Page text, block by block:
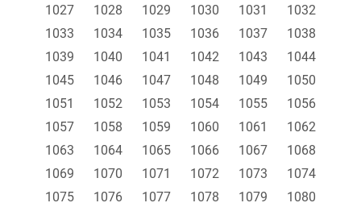
1027
1028 1029 1030 1031
1032
1033
1034 1035 1036 1037
1038
1039
1040 1041 1042 1043
1044
1045
1046 1047 1048 1049
1050
1051
1052 1053 1054 1055
1056
1057
1058 1059 1060 1061
1062
1063
1064 1065 1066 1067
1068
1069
1070 1071 1072 1073
1074
1075
1076 1077 1078 1079
1080